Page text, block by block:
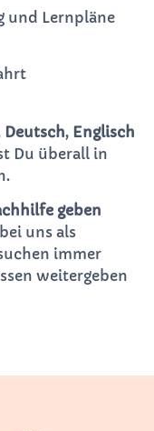
und Lernpläne
Deutsch, Englisch
Du überall in
geben
uns als
immer
weitergeben